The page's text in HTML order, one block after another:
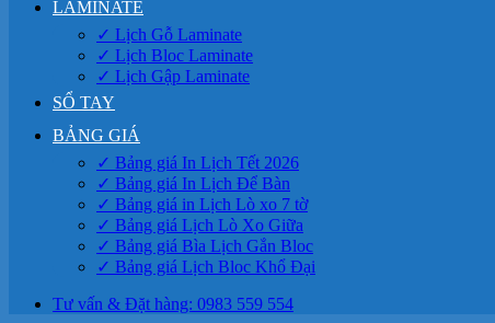
LAMINATE
✓ Lịch Gỗ Laminate
✓ Lịch Bloc Laminate
✓ Lịch Gập Laminate
SỔ TAY
BẢNG GIÁ
✓ Bảng giá In Lịch Tết 2026
✓ Bảng giá In Lịch Để Bàn
✓ Bảng giá in Lịch Lò xo 7 tờ
✓ Bảng giá Lịch Lò Xo Giữa
✓ Bảng giá Bìa Lịch Gắn Bloc
✓ Bảng giá Lịch Bloc Khổ Đại
Tư vấn & Đặt hàng: 0983 559 554